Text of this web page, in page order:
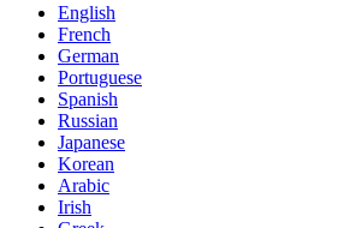
English
French
German
Portuguese
Spanish
Russian
Japanese
Korean
Arabic
Irish